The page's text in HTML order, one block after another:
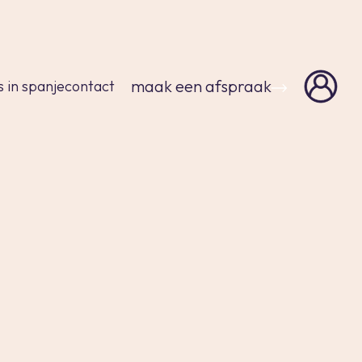
in spanjecontact maak een afspraak